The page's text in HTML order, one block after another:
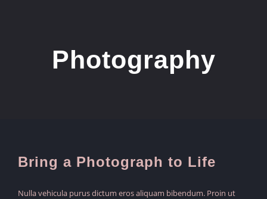
Photography
Bring a Photograph to Life
Nulla vehicula purus dictum eros aliquam bibendum. Proin ut